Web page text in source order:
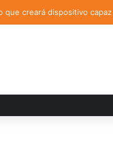
internacional con